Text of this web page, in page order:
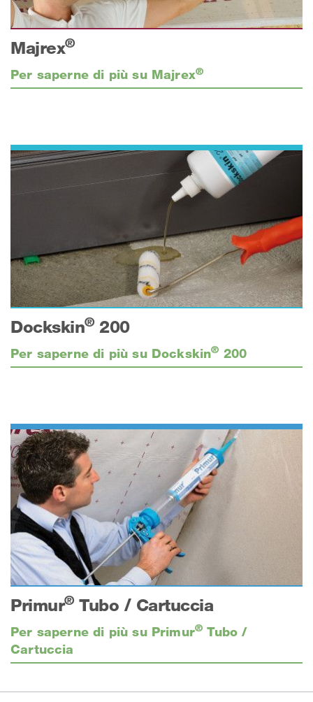
Majrex®
Per saperne di più su Majrex®
Dockskin®200
Per saperne di più su Dockskin® 200
Primur®Tubo / Cartuccia
Per saperne di più su Primur® Tubo /
Cartuccia